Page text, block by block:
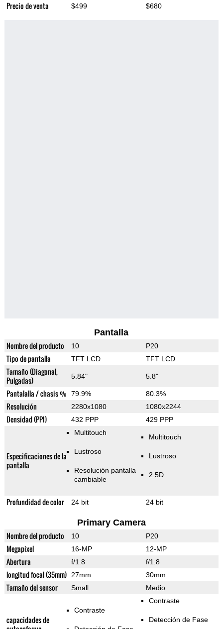
Precio de venta $499 $680
Pantalla
Nombre del producto 10 P20
Tipo de pantalla TFT LCD TFT LCD
Tamaño (Diagonal,
Pulgadas)
5.84" 5.8"
Pantalalla / chasis % 79.9% 80.3%
Resolución 2280x1080 1080x2244
Densidad (PPI) 432 PPP 429 PPP
Especificaciones de la
pantalla
Multitouch
Lustroso
Resolución pantalla
cambiable
Multitouch
Lustroso
2.5D
Profundidad de color 24 bit 24 bit
Primary Camera
Nombre del producto 10 P20
Megapixel 16-MP 12-MP
Abertura f/1.8 f/1.8
longitud focal (35mm) 27mm 30mm
Tamaño del sensor Small Medio
capacidades de
Contraste
Contraste
Detección de Fase